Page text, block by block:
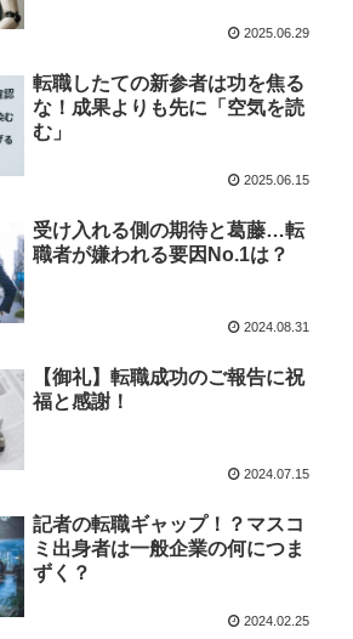
2025.06.29
転職したての新参者は功を焦る
な！成果よりも先に「空気を読
む」
2025.06.15
受け入れる側の期待と葛藤…転
職者が嫌われる要因No.1は？
2024.08.31
【御礼】転職成功のご報告に祝
福と感謝！
2024.07.15
記者の転職ギャップ！？マスコ
ミ出身者は一般企業の何につま
ずく？
2024.02.25